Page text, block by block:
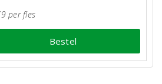
per fles
Bestel